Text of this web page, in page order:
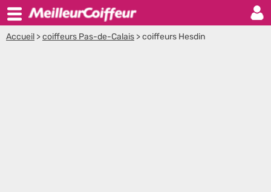
Accueil >coiffeurs Pas-de-Calais >coiffeurs Hesdin